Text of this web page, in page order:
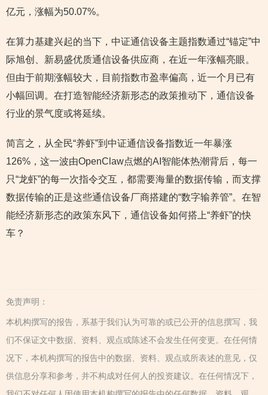
亿元，涨幅为50.07%。
在算力基建兴起的当下，中证通信设备主题指数通过“锚定”中
际旭创、新易盛优质通信设备供应商，在近一年涨幅亮眼。
但由于前期涨幅较大，目前指数市盈率偏高，近一个月已有
小幅回调。在打造智能经济新形态的政策推动下，通信设备
行业的景气度或将延续。
简言之，从全民“养虾”到中证通信设备指数近一年暴涨
126%，这一波由OpenClaw点燃的AI智能体热潮背后，每一
只“龙虾”的每一次指令交互，都需要海量的数据传输，而支撑
数据传输的正是这些通信设备厂商搭建的“数字输养管”。在智
能经济新形态的政策东风下，通信设备如何搭上“养虾”的快
车？
免责声明：
本机构撰写的报告，系基于我们认为可靠的或已公开的信息撰写，我
们不保证文中数据、资料、观点或陈述不会发生任何变更。在任何情
况下，本机构撰写的报告中的数据、资料、观点或所表述的意见，仅
供信息分享和参考，并不构成对任何人的投资建议。在任何情况下，